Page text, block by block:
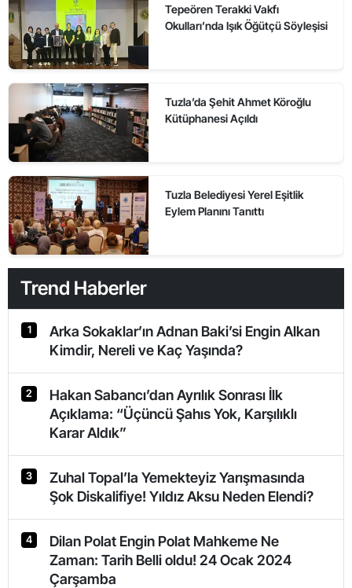
Tepeören Terakki Vakfı
Okulları’nda Işık Öğütçü Söyleşisi
Tuzla’da Şehit Ahmet Köroğlu
Kütüphanesi Açıldı
Tuzla Belediyesi Yerel Eşitlik
Eylem Planını Tanıttı
Trend Haberler
1
Arka Sokaklar’ın Adnan Baki’si Engin Alkan
Kimdir, Nereli ve Kaç Yaşında?
2
Hakan Sabancı’dan Ayrılık Sonrası İlk
Açıklama: “Üçüncü Şahıs Yok, Karşılıklı
Karar Aldık”
3
Zuhal Topal’la Yemekteyiz Yarışmasında
Şok Diskalifiye! Yıldız Aksu Neden Elendi?
4
Dilan Polat Engin Polat Mahkeme Ne
Zaman: Tarih Belli oldu! 24 Ocak 2024
Çarşamba